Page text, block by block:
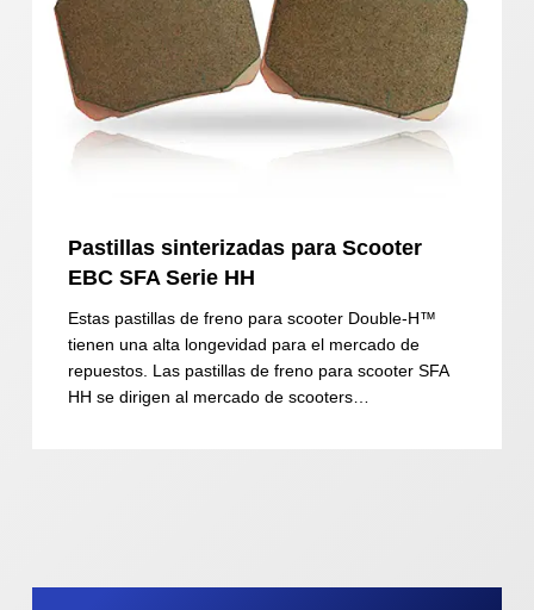
Pastillas sinterizadas para Scooter
EBC SFA Serie HH
Estas pastillas de freno para scooter Double-H™
tienen una alta longevidad para el mercado de
repuestos. Las pastillas de freno para scooter SFA
HH se dirigen al mercado de scooters…